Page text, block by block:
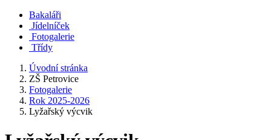
Bakaláři
Jídelníček
Fotogalerie
Třídy
Úvodní stránka
ZŠ Petrovice
Fotogalerie
Rok 2025-2026
Lyžařský výcvik